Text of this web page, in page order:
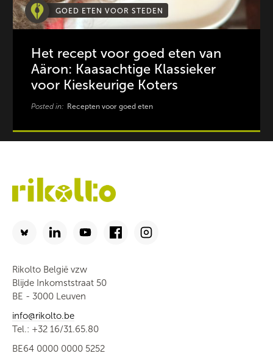
GOED ETEN VOOR STEDEN
Het recept voor goed eten van
Aäron: Kaasachtige Klassieker
voor Kieskeurige Koters
Posted in: Recepten voor goed eten
Rikolto België vzw
Blijde Inkomststraat 50
BE - 3000 Leuven
info@rikolto.be
Tel.: +32 16/31.65.80
BE64 0000 0000 5252